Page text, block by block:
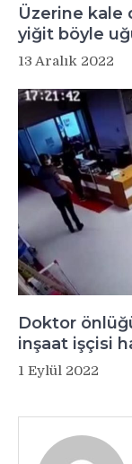
Üzerine
yiğit böyle
13 Aralık 2022
Doktor
inşaat işçisi
1 Eylül 2022